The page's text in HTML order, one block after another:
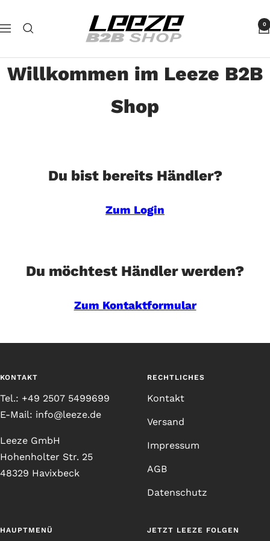
zum
Navigation
Leeze
B2B
0
Willkommen im Leeze B2B
Shop
Du bist bereits Händler?
Zum Login
Du möchtest Händler werden?
Zum Kontaktformular
KONTAKT
Tel.: +49 2507 5499699
E-Mail: info@leeze.de
Leeze GmbH
Hohenholter Str. 25
48329 Havixbeck
RECHTLICHES
Kontakt
Versand
Impressum
AGB
Datenschutz
HAUPTMENÜ JETZT LEEZE FOLGEN